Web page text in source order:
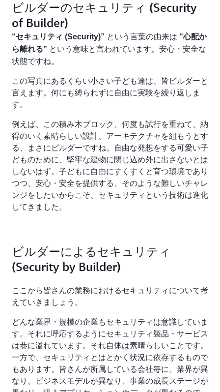
ビルダーのセキュリティ (Security
of Builder)
“セキュリティ (Security)” という言葉の由来は “心配か
ら離れる” という意味と言われています。安心・安全な
状態ですね。
この写真にあるくらい小さい子ども達は、皆ビルダーと
言えます。何にも縛られずに自由に実験を繰り返しま
す。
例えば、この積み木ブロック、何度も試行を重ねて、納
得のいく素晴らしい設計、アーキテクチャを組もうとす
る、まさにビルダーですね。自由な発想をする可愛い子
どものために、堅牢な建物に閉じ込め外に出さないとは
しないはず。子どもに自由にすくすくと育つ環境であり
つつ、安心・安全を提供する、そのような難しいチャレ
ンジをしたいからこそ、セキュリティという技術は進化
してきました。
ビルダーによるセキュリティ
(Security by Builder)
ここから皆さんの業務におけるセキュリティについて考
えていきましょう。
どんな業界・規模の企業もセキュリティは意識していま
す。それに呼応するようにセキュリティ製品・サービス
は巷に溢れています。それ自体は素晴らしいことです。
一方で、セキュリティとはとかく状況に依存するもので
もあります。皆さんが所属している会社毎に、業界が異
なり、ビジネスモデルが異なり、事業の成長ステージが